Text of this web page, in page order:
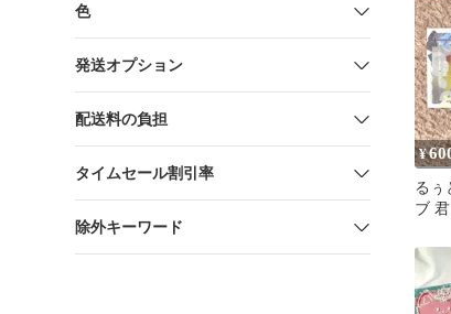
色
発送オプション
配送料の負担
タイムセール割引率
除外キーワード
¥
るぅ
ブ
地